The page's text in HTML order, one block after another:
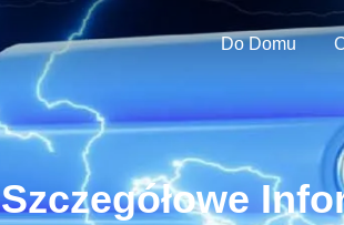
Do Domu
Szczegółowe